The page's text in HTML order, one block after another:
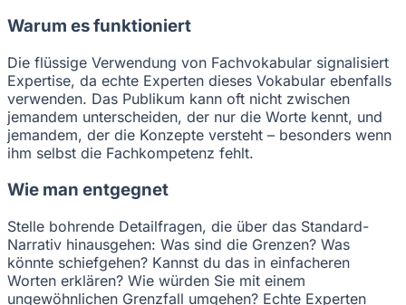
Warum es funktioniert
Die flüssige Verwendung von Fachvokabular signalisiert
Expertise, da echte Experten dieses Vokabular ebenfalls
verwenden. Das Publikum kann oft nicht zwischen
jemandem unterscheiden, der nur die Worte kennt, und
jemandem, der die Konzepte versteht – besonders wenn
ihm selbst die Fachkompetenz fehlt.
Wie man entgegnet
Stelle bohrende Detailfragen, die über das Standard-
Narrativ hinausgehen: Was sind die Grenzen? Was
könnte schiefgehen? Kannst du das in einfacheren
Worten erklären? Wie würden Sie mit einem
ungewöhnlichen Grenzfall umgehen? Echte Experten